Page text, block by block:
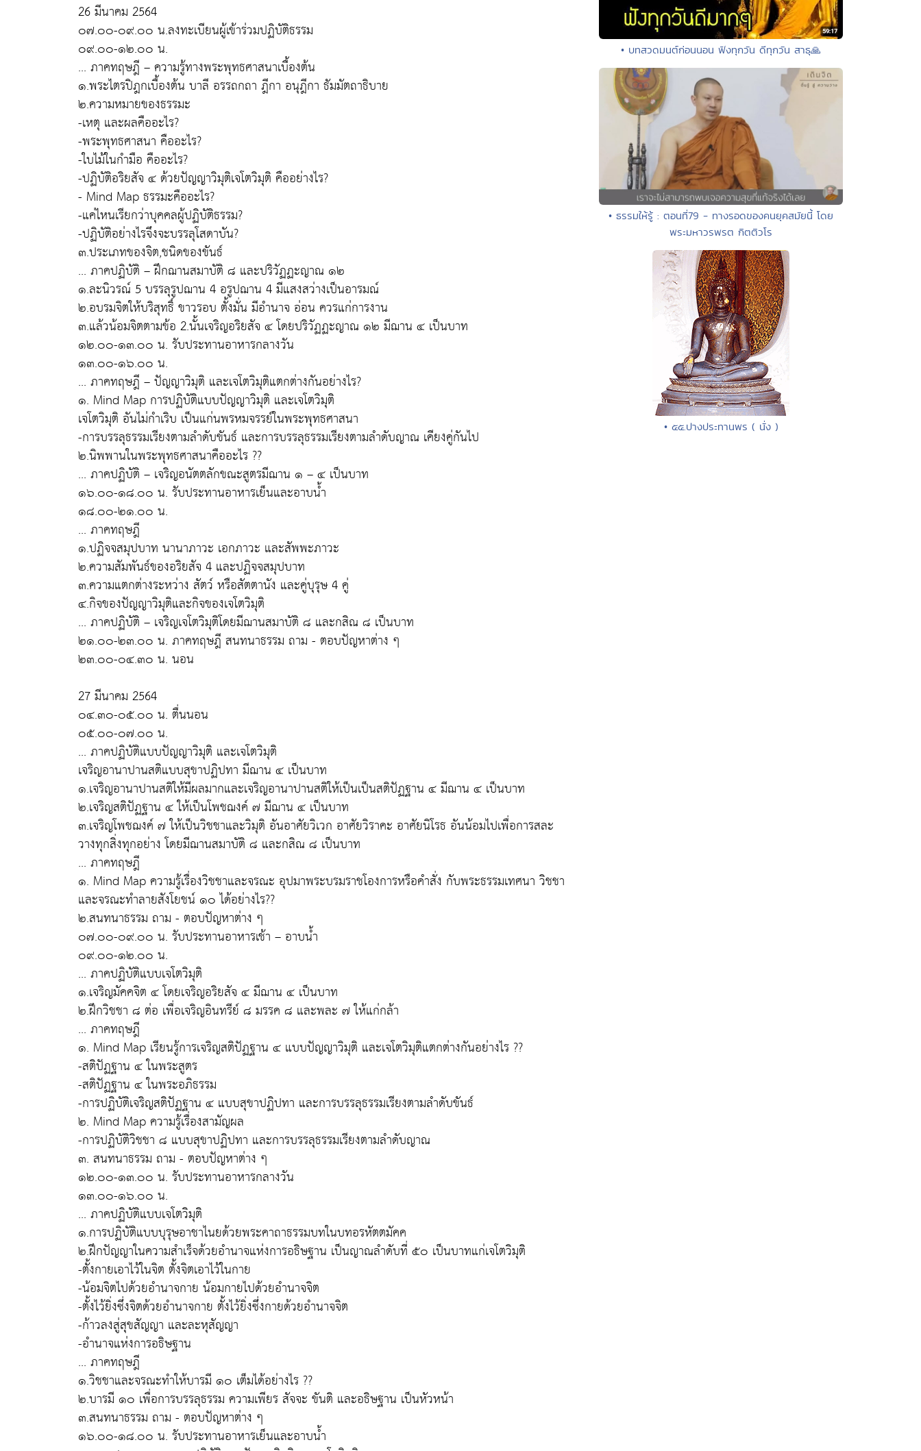
26 มีนาคม 2564
๐๗.๐๐-๐๙.๐๐ น.ลงทะเบียนผู้เข้าร่วมปฏิบัติธรรม
๐๙.๐๐-๑๒.๐๐ น.
... ภาคทฤษฎี – ความรู้ทางพระพุทธศาสนาเบื้องต้น
๑.พระไตรปิฎกเบื้องต้น บาลี อรรถกถา ฎีกา อนุฎีกา ธัมมัตถาธิบาย
๒.ความหมายของธรรมะ
-เหตุ และผลคืออะไร?
-พระพุทธศาสนา คืออะไร?
-ใบไม้ในกำมือ คืออะไร?
-ปฏิบัติอริยสัจ ๔ ด้วยปัญญาวิมุติเจโตวิมุติ คืออย่างไร?
- Mind Map ธรรมะคืออะไร?
-แค่ไหนเรียกว่าบุคคลผู้ปฏิบัติธรรม?
-ปฏิบัติอย่างไรจึงจะบรรลุโสดาบัน?
๓.ประเภทของจิต,ชนิดของขันธ์
... ภาคปฏิบัติ – ฝึกฌานสมาบัติ ๘ และปริวัฏฏะญาณ ๑๒
๑.ละนิวรณ์ 5 บรรลุรูปฌาน 4 อรูปฌาน 4 มีแสงสว่างเป็นอารมณ์
๒.อบรมจิตให้บริสุทธิ์ ขาวรอบ ตั้งมั่น มีอำนาจ อ่อน ควรแก่การงาน
๓.แล้วน้อมจิตตามข้อ 2.นั้นเจริญอริยสัจ ๔ โดยปริวัฏฏะญาณ ๑๒ มีฌาน ๔ เป็นบาท
๑๒.๐๐-๑๓.๐๐ น. รับประทานอาหารกลางวัน
๑๓.๐๐-๑๖.๐๐ น.
... ภาคทฤษฎี – ปัญญาวิมุติ และเจโตวิมุติแตกต่างกันอย่างไร?
๑. Mind Map การปฏิบัติแบบปัญญาวิมุติ และเจโตวิมุติ
เจโตวิมุติ อันไม่กำเริบ เป็นแก่นพรหมจรรย์ในพระพุทธศาสนา
-การบรรลุธรรมเรียงตามลำดับขันธ์ และการบรรลุธรรมเรียงตามลำดับญาณ เคียงคู่กันไป
๒.นิพพานในพระพุทธศาสนาคืออะไร ??
... ภาคปฏิบัติ – เจริญอนัตตลักขณะสูตรมีฌาน ๑ – ๔ เป็นบาท
๑๖.๐๐-๑๘.๐๐ น. รับประทานอาหารเย็นและอาบน้ำ
๑๘.๐๐-๒๑.๐๐ น.
... ภาคทฤษฎี
๑.ปฏิจจสมุปบาท นานาภาวะ เอกภาวะ และสัพพะภาวะ
๒.ความสัมพันธ์ของอริยสัจ 4 และปฏิจจสมุปบาท
๓.ความแตกต่างระหว่าง สัตว์ หรือสัตตานัง และคู่บุรุษ 4 คู่
๔.กิจของปัญญาวิมุติและกิจของเจโตวิมุติ
... ภาคปฏิบัติ – เจริญเจโตวิมุติโดยมีฌานสมาบัติ ๘ และกสิณ ๘ เป็นบาท
๒๑.๐๐-๒๓.๐๐ น. ภาคทฤษฎี สนทนาธรรม ถาม - ตอบปัญหาต่าง ๆ
๒๓.๐๐-๐๔.๓๐ น. นอน
27 มีนาคม 2564
๐๔.๓๐-๐๕.๐๐ น. ตื่นนอน
๐๕.๐๐-๐๗.๐๐ น.
... ภาคปฏิบัติแบบปัญญาวิมุติ และเจโตวิมุติ
เจริญอานาปานสติแบบสุขาปฏิปทา มีฌาน ๔ เป็นบาท
๑.เจริญอานาปานสติให้มีผลมากและเจริญอานาปานสติให้เป็นเป็นสติปัฏฐาน ๔ มีฌาน ๔ เป็นบาท
๒.เจริญสติปัฏฐาน ๔ ให้เป็นโพชฌงค์ ๗ มีฌาน ๔ เป็นบาท
๓.เจริญโพชฌงค์ ๗ ให้เป็นวิชชาและวิมุติ อันอาศัยวิเวก อาศัยวิราคะ อาศัยนิโรธ อันน้อมไปเพื่อการสละ
วางทุกสิ่งทุกอย่าง โดยมีฌานสมาบัติ ๘ และกสิณ ๘ เป็นบาท
... ภาคทฤษฎี
๑. Mind Map ความรู้เรื่องวิชชาและจรณะ อุปมาพระบรมราชโองการหรือคำสั่ง กับพระธรรมเทศนา วิชชา
และจรณะทำลายสังโยชน์ ๑๐ ได้อย่างไร??
๒.สนทนาธรรม ถาม - ตอบปัญหาต่าง ๆ
๐๗.๐๐-๐๙.๐๐ น. รับประทานอาหารเช้า – อาบน้ำ
๐๙.๐๐-๑๒.๐๐ น.
... ภาคปฏิบัติแบบเจโตวิมุติ
๑.เจริญมัคคจิต ๔ โดยเจริญอริยสัจ ๔ มีฌาน ๔ เป็นบาท
๒.ฝึกวิชชา ๘ ต่อ เพื่อเจริญอินทรีย์ ๘ มรรค ๘ และพละ ๗ ให้แก่กล้า
... ภาคทฤษฎี
๑. Mind Map เรียนรู้การเจริญสติปัฏฐาน ๔ แบบปัญญาวิมุติ และเจโตวิมุติแตกต่างกันอย่างไร ??
-สติปัฏฐาน ๔ ในพระสูตร
-สติปัฏฐาน ๔ ในพระอภิธรรม
-การปฏิบัติเจริญสติปัฏฐาน ๔ แบบสุขาปฏิปทา และการบรรลุธรรมเรียงตามลำดับขันธ์
๒. Mind Map ความรู้เรื่องสามัญผล
-การปฏิบัติวิชชา ๘ แบบสุขาปฏิปทา และการบรรลุธรรมเรียงตามลำดับญาณ
๓. สนทนาธรรม ถาม - ตอบปัญหาต่าง ๆ
๑๒.๐๐-๑๓.๐๐ น. รับประทานอาหารกลางวัน
๑๓.๐๐-๑๖.๐๐ น.
... ภาคปฏิบัติแบบเจโตวิมุติ
๑.การปฏิบัติแบบบุรุษอาชาไนยด้วยพระคาถาธรรมบทในบทอรหัตตมัคค
๒.ฝึกปัญญาในความสำเร็จด้วยอำนาจแห่งการอธิษฐาน เป็นญาณลำดับที่ ๕๐ เป็นบาทแก่เจโตวิมุติ
-ตั้งกายเอาไว้ในจิต ตั้งจิตเอาไว้ในกาย
-น้อมจิตไปด้วยอำนาจกาย น้อมกายไปด้วยอำนาจจิต
-ตั้งไว้ยิ่งซึ่งจิตด้วยอำนาจกาย ตั้งไว้ยิ่งซึ่งกายด้วยอำนาจจิต
-ก้าวลงสู่สุขสัญญา และละหุสัญญา
-อำนาจแห่งการอธิษฐาน
... ภาคทฤษฎี
๑.วิชชาและจรณะทำให้บารมี ๑๐ เต็มได้อย่างไร ??
๒.บารมี ๑๐ เพื่อการบรรลุธรรม ความเพียร สัจจะ ขันติ และอธิษฐาน เป็นหัวหน้า
๓.สนทนาธรรม ถาม - ตอบปัญหาต่าง ๆ
๑๖.๐๐-๑๘.๐๐ น. รับประทานอาหารเย็นและอาบน้ำ
• บทสวดมนต์ก่อนนอน ฟังทุกวัน ดีทุกวัน สาธุ🙏
• ธรรมให้รู้ : ตอนที่79 - ทางรอดของคนยุคสมัยนี้ โดย
พระมหาวรพรต กิตติวโร
• ๕๕.ปางประทานพร ( นั่ง )